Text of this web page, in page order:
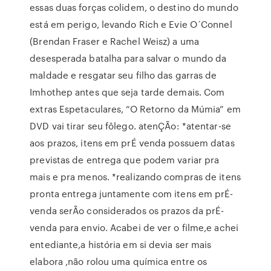
essas duas forças colidem, o destino do mundo
está em perigo, levando Rich e Evie O´Connel
(Brendan Fraser e Rachel Weisz) a uma
desesperada batalha para salvar o mundo da
maldade e resgatar seu filho das garras de
Imhothep antes que seja tarde demais. Com
extras Espetaculares, “O Retorno da Múmia” em
DVD vai tirar seu fôlego. atenÇÃo: *atentar-se
aos prazos, itens em prÉ venda possuem datas
previstas de entrega que podem variar pra
mais e pra menos. *realizando compras de itens
pronta entrega juntamente com itens em prÉ-
venda serÃo considerados os prazos da prÉ-
venda para envio. Acabei de ver o filme,e achei
entediante,a história em si devia ser mais
elabora ,não rolou uma química entre os